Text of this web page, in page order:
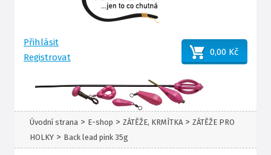
Přihlásit
Registrovat
0,00 Kč
Úvodní strana > E-shop > ZÁTĚŽE, KRMÍTKA > ZÁTĚŽE PRO
HOLKY > Back lead pink 35g